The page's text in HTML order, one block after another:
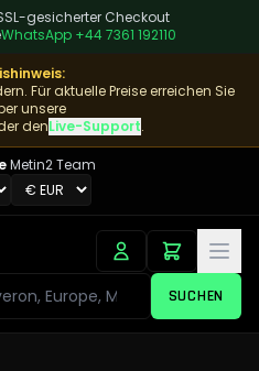
gesicherter Checkout
WhatsApp +44 7361 192110
:
Für aktuelle Preise erreichen Sie
unsere
denLive-Support.
Metin2 Team
SUCHEN